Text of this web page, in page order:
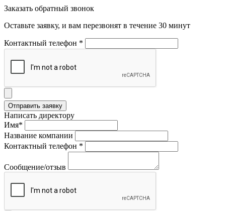
Заказать обратный звонок
Оставьте заявку, и вам перезвонят в течение 30 минут
Контактный телефон *
Написать директору
Имя*
Название компании
Контактный телефон *
Сообщение/отзыв